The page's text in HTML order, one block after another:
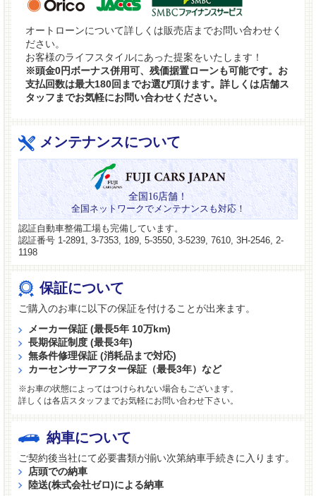
オートローンについて詳しくは販売店までお問い合わせく
ださい。
お客様のライフスタイルにあった提案をいたします！
※頭金0円ボーナス併用可、残価据置ローンも可能です。お
支払回数は最大180回までお選び頂けます。詳しくは店舗ス
タッフまでお気軽にお問い合わせください。
メンテナンスについて
全国16店舗！
全国ネットワークでメンテナンスも対応！
認証自動車整備工場も完備しています。
認証番号 1-2891, 3-7353, 189, 5-3550, 3-5239, 7610, 3H-2546, 2-
1198
保証について
ご購入のお車に以下の保証を付けることが出来ます。
メーカー保証 (最長5年 10万km)
長期保証制度 (最長3年)
無条件修理保証 (消耗品まで対応)
カーセンサーアフター保証（最長3年）など
※お車の状態によってはつけられない場合もございます。
詳しくは各店スタッフまでお気軽にお問い合わせ下さい。
納車について
ご契約後当社にて必要書類が揃い次第納車手続きに入ります。
店頭での納車
陸送(株式会社ゼロ)による納車